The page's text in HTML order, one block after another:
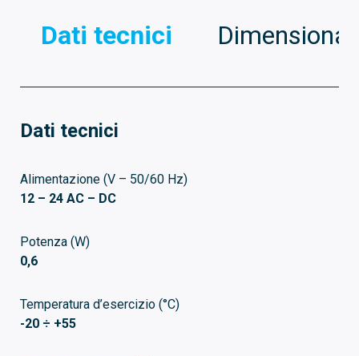
Dati tecnici Dimensionali
Dati tecnici
Alimentazione (V – 50/60 Hz)
12 – 24 AC – DC
Potenza (W)
0,6
Temperatura d’esercizio (°C)
-20 ÷ +55